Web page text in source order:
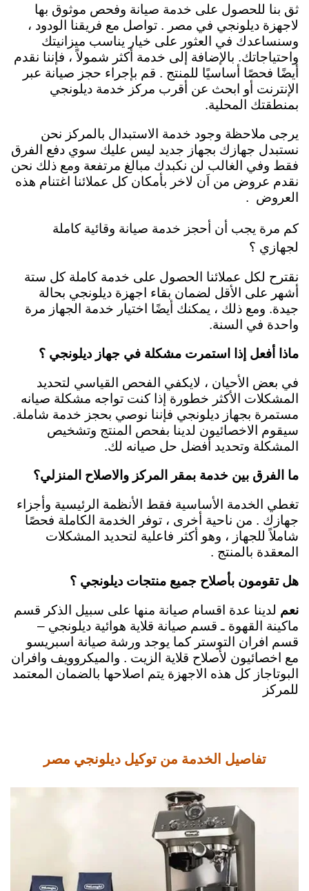
ثق بنا للحصول على خدمة صيانة وفحص موثوق بها
لاجهزة ديلونجي في مصر . تواصل مع فريقنا الودود ،
وسنساعدك في العثور على خيار يناسب ميزانيتك
واحتياجاتك. بالإضافة إلى خدمة أكثر شمولاً ، فإننا نقدم
أيضًا فحصًا أساسيًا للمنتج . قم بإجراء حجز صيانة عبر
الإنترنت أو ابحث عن أقرب مركز خدمة ديلونجي
بمنطقتك المحلية.
يرجى ملاحظة وجود خدمة الاستبدال بالمركز نحن
نستبدل جهازك بجهاز جديد ليس عليك سوي دفع الفرق
فقط وفي الغالب لن نكبدك مبالغ مرتفعة ومع ذلك نحن
نقدم عروض من اَن لاخر بأمكان كل عملائنا اغتنام هذه
العروض .
كم مرة يجب أن أحجز خدمة صيانة وقائية كاملة
لجهازي ؟
نقترح لكل عملائنا الحصول على خدمة كاملة كل ستة
أشهر على الأقل لضمان بقاء اجهزة ديلونجي بحالة
جيدة. ومع ذلك ، يمكنك أيضًا اختيار خدمة الجهاز مرة
واحدة في السنة.
ماذا أفعل إذا استمرت مشكلة في جهاز ديلونجي ؟
في بعض الأحيان ، لايكفي الفحص القياسي لتحديد
المشكلات الأكثر خطورة إذا كنت تواجه مشكلة صيانه
مستمرة بجهاز ديلونجي فإننا نوصي بحجز خدمة شاملة.
سيقوم الاخصائيون لدينا بفحص المنتج وتشخيص
المشكلة وتحديد أفضل حل صيانه لك.
ما الفرق بين خدمة بمقر المركز والاصلاح المنزلي؟
تغطي الخدمة الأساسية فقط الأنظمة الرئيسية وأجزاء
جهازك . من ناحية أخرى ، توفر الخدمة الكاملة فحصًا
شاملاً للجهاز ، وهو أكثر فاعلية لتحديد المشكلات
المعقدة بالمنتج .
هل تقومون بأصلاح جميع منتجات ديلونجي ؟
نعم لدينا عدة اقسام صيانة منها على سبيل الذكر قسم
ماكينة القهوة ـ قسم صيانة قلاية هوائية ديلونجي –
قسم افران التوستر كما يوجد ورشة صيانة اسبريسو
مع اخصائيون لأصلاح قلاية الزيت . والميكروويف وافران
البوتاجاز كل هذه الاجهزة يتم اصلاحها بالضمان المعتمد
للمركز
تفاصيل الخدمة من توكيل ديلونجي مصر